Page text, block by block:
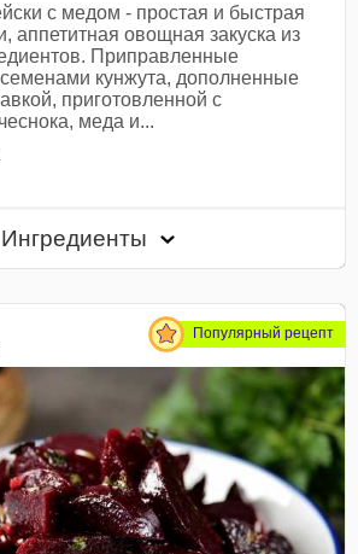
с медом - простая и быстрая
аппетитная овощная закуска из
Приправленные
кунжута, дополненные
приготовленной с
меда и...
Ингредиенты
Популярный рецепт